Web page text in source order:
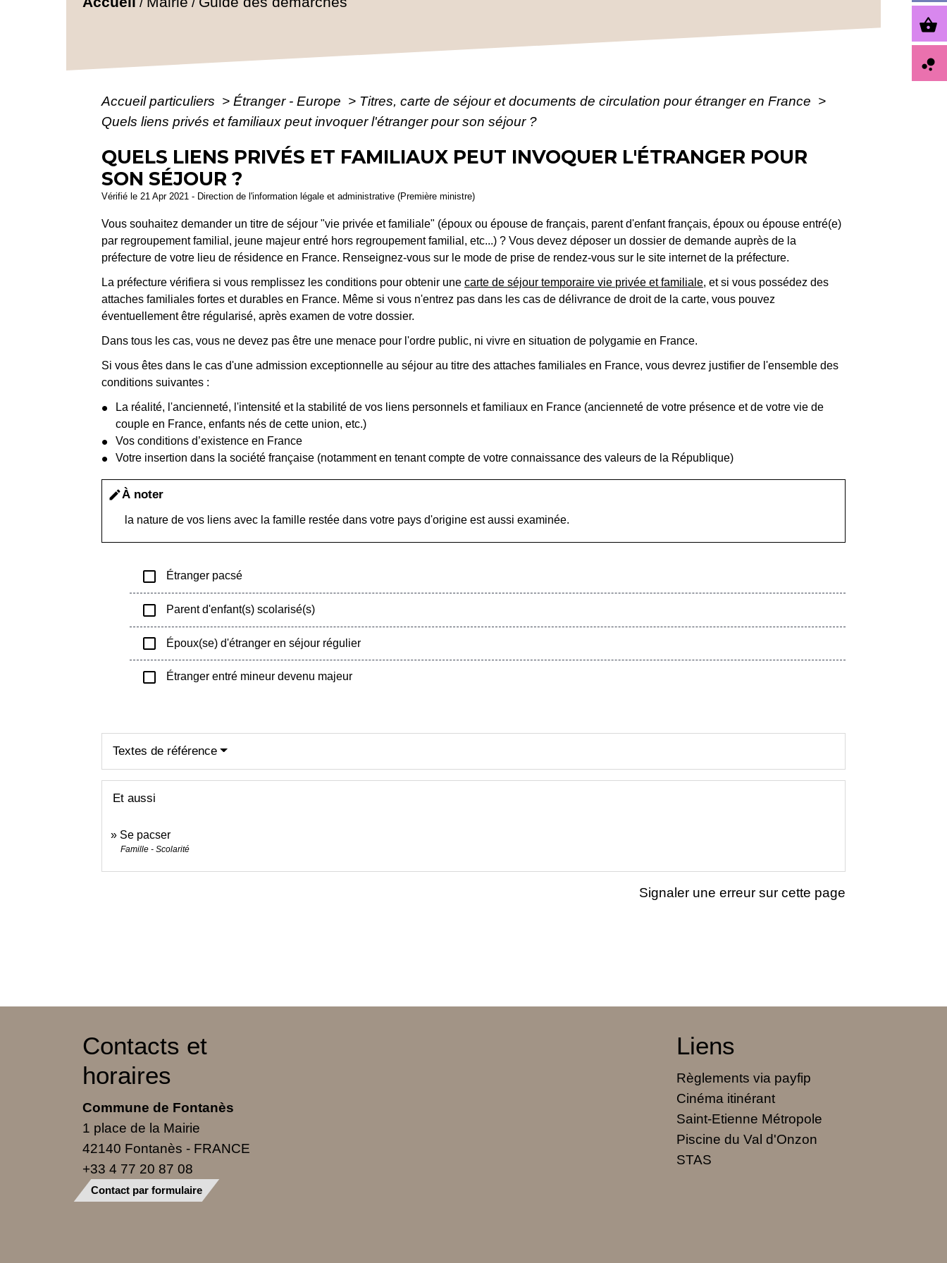
Accueil particuliers > Étranger - Europe > Titres, carte de séjour et documents de circulation pour étranger en France >
Quels liens privés et familiaux peut invoquer l'étranger pour son séjour ?
QUELS LIENS PRIVÉS ET FAMILIAUX PEUT INVOQUER L'ÉTRANGER POUR
SON SÉJOUR ?
Vérifié le 21 Apr 2021 - Direction de l'information légale et administrative (Première ministre)
Vous souhaitez demander un titre de séjour "vie privée et familiale" (époux ou épouse de français, parent d'enfant français, époux ou épouse entré(e)
par regroupement familial, jeune majeur entré hors regroupement familial, etc...) ? Vous devez déposer un dossier de demande auprès de la
préfecture de votre lieu de résidence en France. Renseignez-vous sur le mode de prise de rendez-vous sur le site internet de la préfecture.
La préfecture vérifiera si vous remplissez les conditions pour obtenir unecarte de séjour temporaire vie privée et familiale, et si vous possédez des
attaches familiales fortes et durables en France. Même si vous n'entrez pas dans les cas de délivrance de droit de la carte, vous pouvez
éventuellement être régularisé, après examen de votre dossier.
Dans tous les cas, vous ne devez pas être une menace pour l'ordre public, ni vivre en situation de polygamie en France.
Si vous êtes dans le cas d'une admission exceptionnelle au séjour au titre des attaches familiales en France, vous devrez justifier de l'ensemble des
conditions suivantes :
La réalité, l'ancienneté, l'intensité et la stabilité de vos liens personnels et familiaux en France (ancienneté de votre présence et de votre vie de
couple en France, enfants nés de cette union, etc.)
Vos conditions d’existence en France
Votre insertion dans la société française (notamment en tenant compte de votre connaissance des valeurs de la République)
editÀ noter
la nature de vos liens avec la famille restée dans votre pays d'origine est aussi examinée.
check_box_outline_blank Étranger pacsé
check_box_outline_blank Parent d'enfant(s) scolarisé(s)
check_box_outline_blank Époux(se) d'étranger en séjour régulier
check_box_outline_blank Étranger entré mineur devenu majeur
Textes de référence
Et aussi
Se pacser
Famille - Scolarité
Signaler une erreur sur cette page
shopping_basket
bubble_chart
Contacts et
horaires
Commune de Fontanès
1 place de la Mairie
42140 Fontanès - FRANCE
+33 4 77 20 87 08
Contact par formulaire
Liens
Règlements via payfip
Cinéma itinérant
Saint-Etienne Métropole
Piscine du Val d'Onzon
STAS